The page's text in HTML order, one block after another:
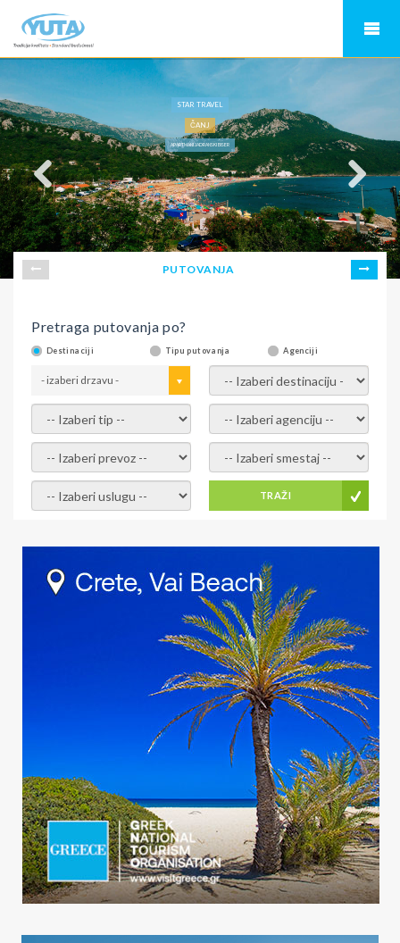
STAR TRAVEL
ČANJ
APARTMANI JADRANSKI BISER
PUTOVANJA
Pretraga putovanja po?
Destinaciji Tipu putovanja Agenciji
- izaberi drzavu - - izaberi destinaciju -
- izaberi tip - - izaberi agenciju -
- izaberi prevoz - - Izaberite smestaj -
- Izaberite uslugu - TRAŽI